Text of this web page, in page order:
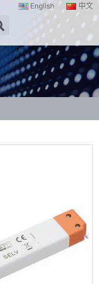
English 中文